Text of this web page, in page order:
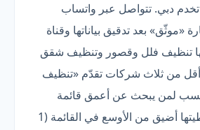
تخدم دبي. تتواصل عبر واتساب
بعد تدقيق بياناتها وقناة
تنظيف فلل وقصور وتنظيف شقق
من ثلاث شركات تقدّم «تنظيف
لمن يبحث عن أعمق قائمة
خدمات — لكن تغطيتها أضيق من الأوسع في القائمة (1